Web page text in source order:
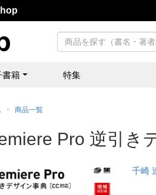
書籍 特集
商品一覧
Pro 逆引き
千崎